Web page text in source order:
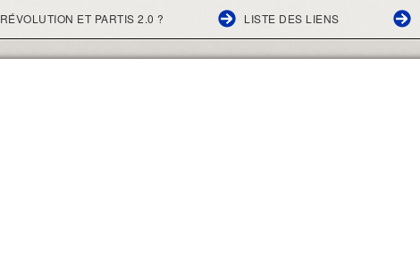
RÉVOLUTION ET PARTIS 2.0 ? LISTE DES LIENS